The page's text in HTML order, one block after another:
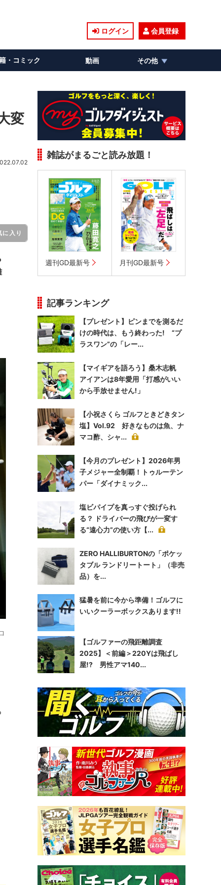
ログイン 会員登録
・コミック 動画 その他
変
に入り
雑誌がまるごと読み放題！
週刊GD最新号 月刊GD最新号
記事ランキング
【プレゼント】ピンまでを測るだ
けの時代は、もう終わった! “プ
ラスワン”の「レー...
【マイギアを語ろう】桑木志帆
アイアンは8年愛用「打感がいい
から手放せません!」
【小祝さくら ゴルフときどきタン
塩】Vol.92 好きなものは魚、ナ
マコ酢、シャ...
【今月のプレゼント】2026年男
子メジャー全制覇！トゥルーテン
パー「ダイナミック...
塩ビパイプを真っすぐ投げられ
る？ ドライバーの飛びが一変す
る“遠心力”の使い方【...
ZERO HALLIBURTONの「ポケッ
タブル ランドリートート」（非売
品）を...
猛暑を前に今から準備！ゴルフに
いいクーラーボックスあります!!
【ゴルファーの飛距離調査
2025】＜前編＞220Yは飛ばし
屋!? 男性アマ140...